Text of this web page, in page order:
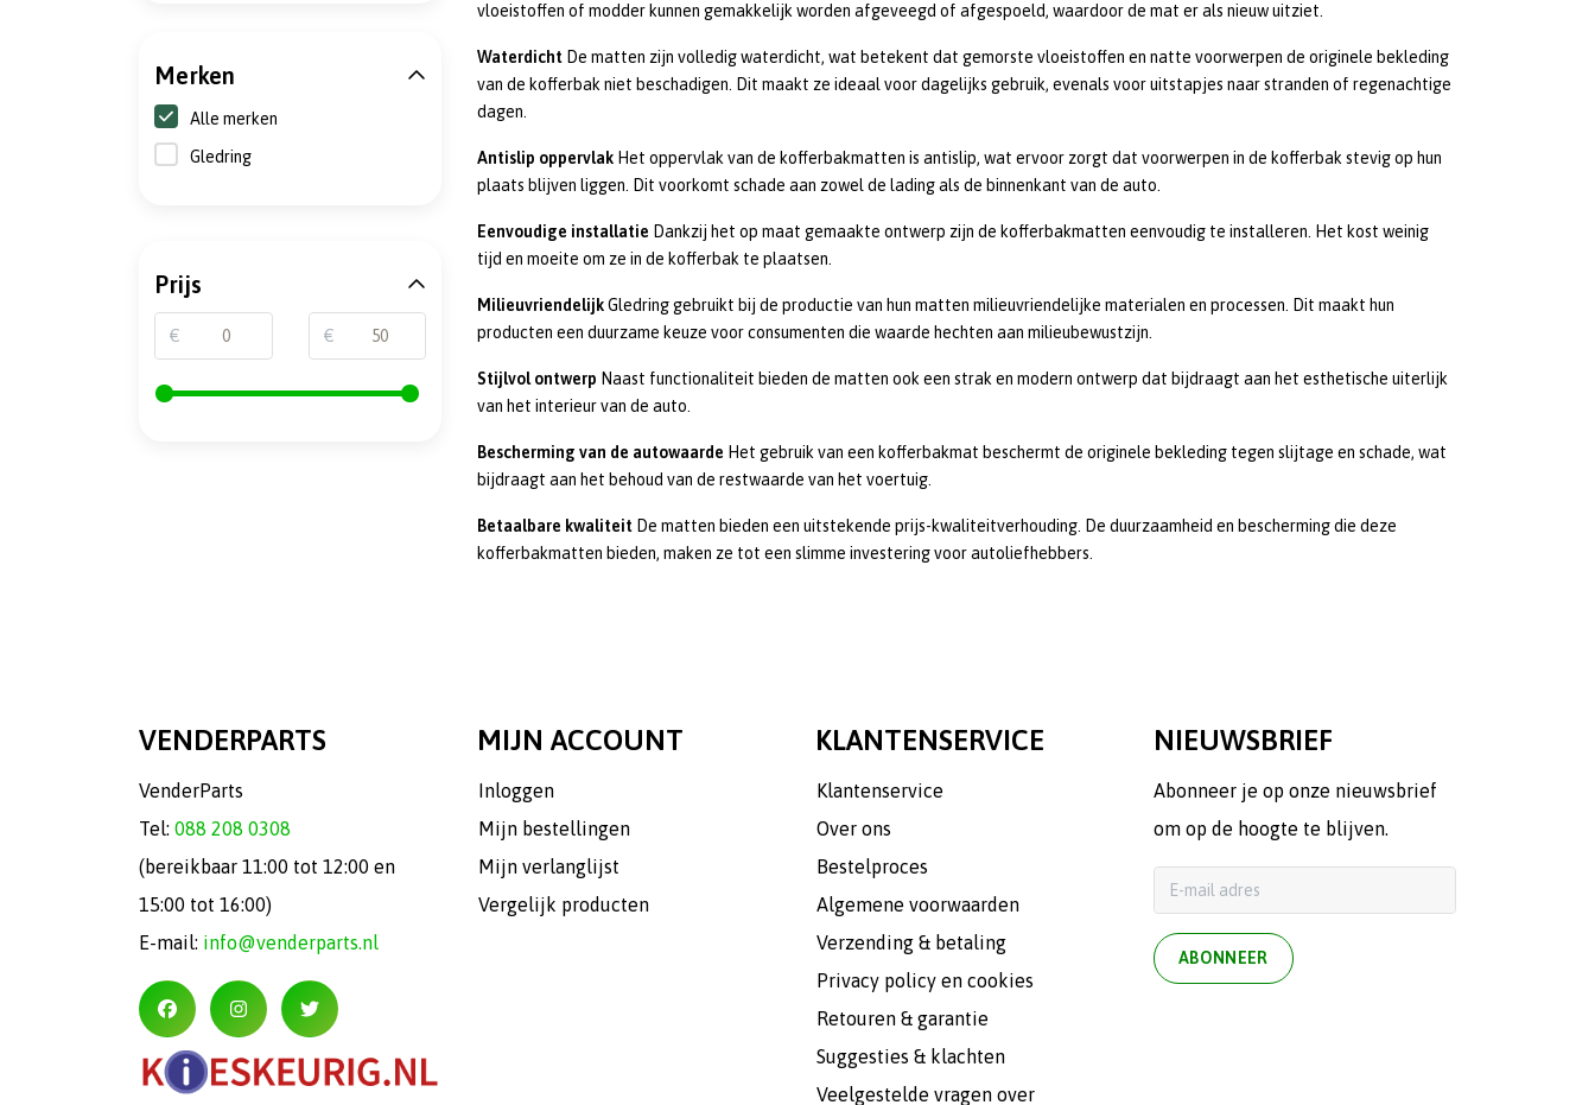
vloeistoffen of modder kunnen gemakkelijk worden afgeveegd of afgespoeld, waardoor de mat er als nieuw uitziet.
Waterdicht De matten zijn volledig waterdicht, wat betekent dat gemorste vloeistoffen en natte voorwerpen de originele bekleding
van de kofferbak niet beschadigen. Dit maakt ze ideaal voor dagelijks gebruik, evenals voor uitstapjes naar stranden of regenachtige
dagen.
Antislip oppervlak Het oppervlak van de kofferbakmatten is antislip, wat ervoor zorgt dat voorwerpen in de kofferbak stevig op hun
plaats blijven liggen. Dit voorkomt schade aan zowel de lading als de binnenkant van de auto.
Eenvoudige installatie Dankzij het op maat gemaakte ontwerp zijn de kofferbakmatten eenvoudig te installeren. Het kost weinig
tijd en moeite om ze in de kofferbak te plaatsen.
MilieuvriendelijkGledring gebruikt bij de productie van hun matten milieuvriendelijke materialen en processen. Dit maakt hun
producten een duurzame keuze voor consumenten die waarde hechten aan milieubewustzijn.
Stijlvol ontwerp Naast functionaliteit bieden de matten ook een strak en modern ontwerp dat bijdraagt aan het esthetische uiterlijk
van het interieur van de auto.
Bescherming van de autowaarde Het gebruik van een kofferbakmat beschermt de originele bekleding tegen slijtage en schade, wat
bijdraagt aan het behoud van de restwaarde van het voertuig.
Betaalbare kwaliteit De matten bieden een uitstekende prijs-kwaliteitverhouding. De duurzaamheid en bescherming die deze
kofferbakmatten bieden, maken ze tot een slimme investering voor autoliefhebbers.
Merken
Alle merken
Gledring
Prijs
€ €
VENDERPARTS
VenderParts
Tel: 088 208 0308
(bereikbaar 11:00 tot 12:00 en
15:00 tot 16:00)
E-mail: info@venderparts.nl
MIJN ACCOUNT
Inloggen
Mijn bestellingen
Mijn verlanglijst
Vergelijk producten
KLANTENSERVICE
Klantenservice
Over ons
Bestelproces
Algemene voorwaarden
Verzending & betaling
Privacy policy en cookies
Retouren & garantie
Suggesties & klachten
Veelgestelde vragen over
NIEUWSBRIEF
Abonneer je op onze nieuwsbrief
om op de hoogte te blijven.
ABONNEER